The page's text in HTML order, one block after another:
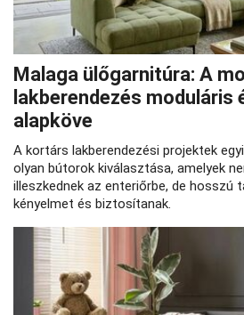
Malaga ülőgarnitúra: A
lakberendezés moduláris
alapköve
A kortárs lakberendezési projektek
olyan bútorok kiválasztása, amelyek
illeszkednek az enteriőrbe, de hosszú
kényelmet és biztosítanak.